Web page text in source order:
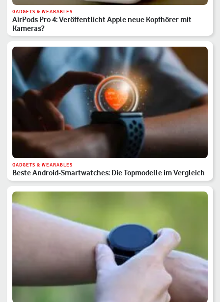
GADGETS & WEARABLES
AirPods Pro 4: Veröffentlicht Apple neue Kopfhörer mit
Kameras?
GADGETS & WEARABLES
Beste Android-Smartwatches: Die Topmodelle im Vergleich